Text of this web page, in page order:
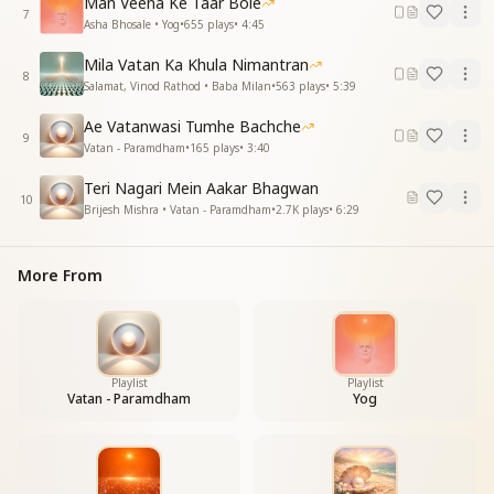
7
Asha Bhosale • Yog•655 plays• 4:45
8
Mila Vatan Ka Khula Nimantran
Salamat, Vinod Rathod • Baba Milan•563 plays• 5:39
9
Ae Vatanwasi Tumhe Bachche
Vatan - Paramdham•165 plays• 3:40
10
Teri Nagari Mein Aakar Bhagwan
Brijesh Mishra • Vatan - Paramdham•2.7K plays• 6:29
More From
Playlist
Vatan - Paramdham
Playlist
Yog